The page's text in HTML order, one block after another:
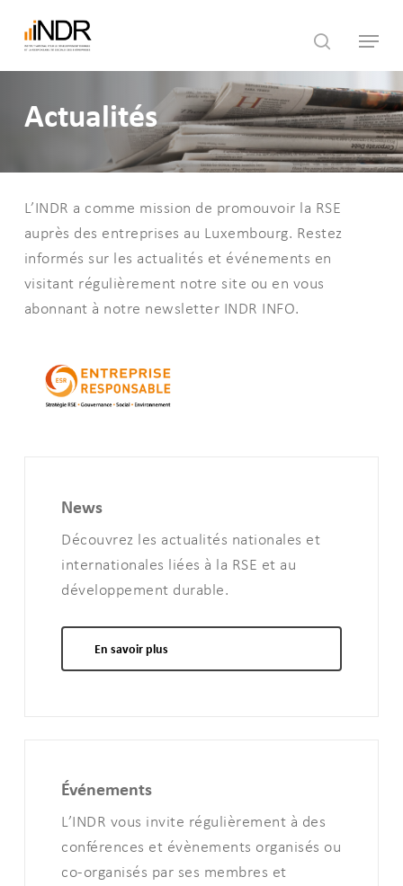
search
Menu
Actualités
L’INDR a comme mission de promouvoir la RSE
auprès des entreprises au Luxembourg. Restez
informés sur les actualités et événements en
visitant régulièrement notre site ou en vous
abonnant à notre newsletter INDR INFO.
News
Découvrez les actualités nationales et
internationales liées à la RSE et au
développement durable.
En savoir plus
Événements
L’INDR vous invite régulièrement à des
conférences et évènements organisés ou
co-organisés par ses membres et